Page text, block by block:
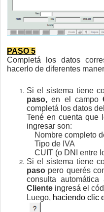
PASO 5
Completá los datos
hacerlo de diferentes
Si el sistema tiene
paso,en el campo
completá los datos
Tené en cuenta que
ingresar son:
Nombre completo
Tipo de IVA
CUIT (o DNI entre
Si el sistema tiene
paso pero querés
consulta
Cliente ingresá el
Luego, haciendo clic